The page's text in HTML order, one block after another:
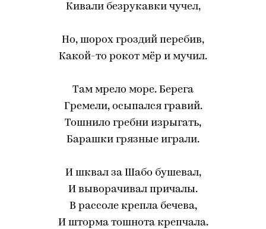
Кивали безрукавки чучел,
Но, шорох гроздий перебив,
Какой-то рокот мёр и мучил.
Там мрело море. Берега
Гремели, осыпался гравий.
Тошнило гребни изрыгать,
Барашки грязные играли.
И шквал за Шабо бушевал,
И выворачивал причалы.
В рассоле крепла бечева,
И шторма тошнота крепчала.